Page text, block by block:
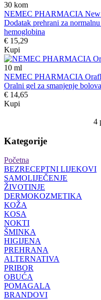
30 kom
NEMEC PHARMACIA New
Dodatak prehrani za
hemoglobina
€ 15,29
Kupi
10 ml
NEMEC PHARMACIA
Oralni gel za smanjenje
€ 14,65
Kupi
4
Kategorije
Početna
BEZRECEPTNI LIJEKOVI
SAMOLIJEČENJE
ŽIVOTINJE
DERMOKOZMETIKA
KOŽA
KOSA
NOKTI
ŠMINKA
HIGIJENA
PREHRANA
ALTERNATIVA
PRIBOR
OBUĆA
POMAGALA
BRANDOVI